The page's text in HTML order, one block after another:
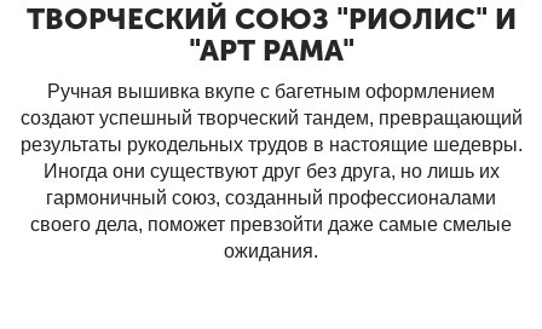
ТВОРЧЕСКИЙ СОЮЗ "РИОЛИС" И
"АРТ РАМА"
Ручная вышивка вкупе с багетным оформлением
создают успешный творческий тандем, превращающий
результаты рукодельных трудов в настоящие шедевры.
Иногда они существуют друг без друга, но лишь их
гармоничный союз, созданный профессионалами
своего дела, поможет превзойти даже самые смелые
ожидания.